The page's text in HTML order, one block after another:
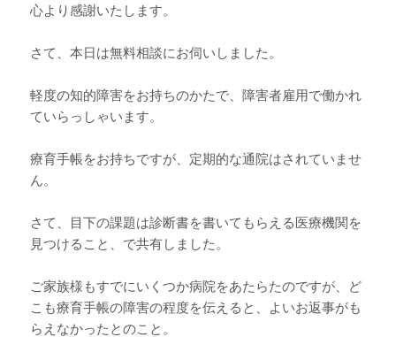
心より感謝いたします。
さて、本日は無料相談にお伺いしました。
軽度の知的障害をお持ちのかたで、障害者雇用で働かれ
ていらっしゃいます。
療育手帳をお持ちですが、定期的な通院はされていませ
ん。
さて、目下の課題は診断書を書いてもらえる医療機関を
見つけること、で共有しました。
ご家族様もすでにいくつか病院をあたらたのですが、ど
こも療育手帳の障害の程度を伝えると、よいお返事がも
らえなかったとのこと。